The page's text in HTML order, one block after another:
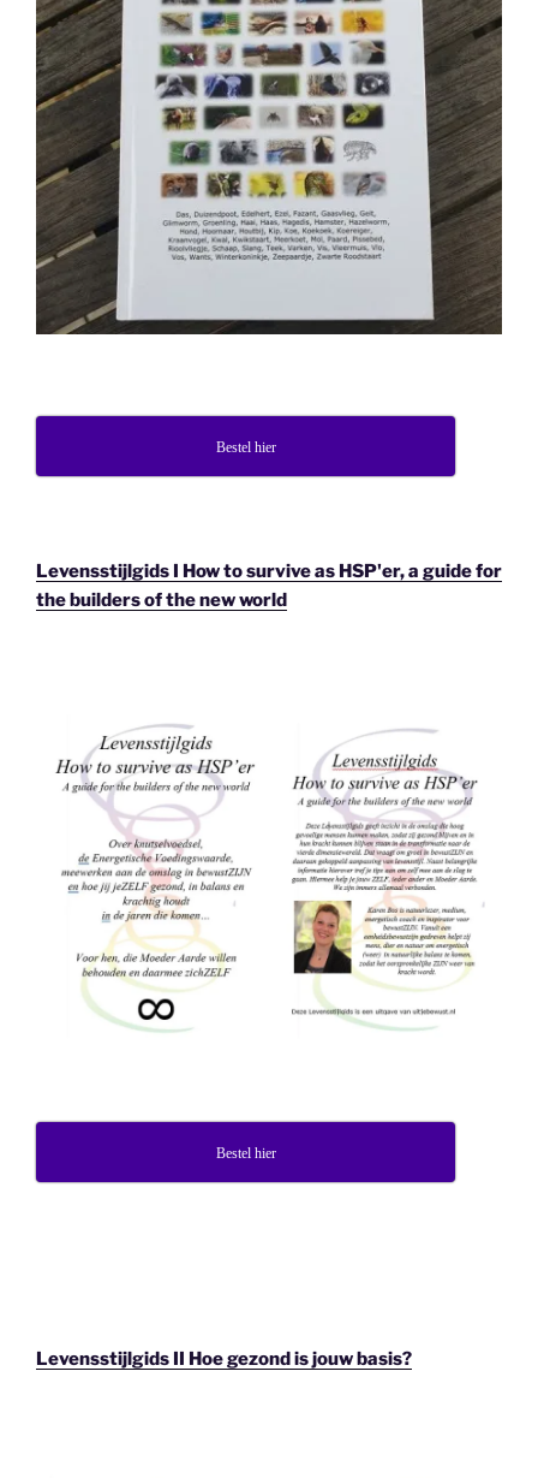
Bestel hier
Levensstijlgids I How to survive as HSP'er, a guide for
the builders of the new world
Bestel hier
Levensstijlgids II Hoe gezond is jouw basis?